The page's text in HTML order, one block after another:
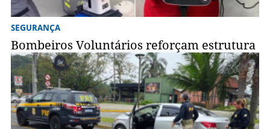
SEGURANÇA
Bombeiros Voluntários reforçam estrutura